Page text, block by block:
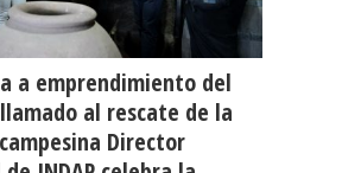
a emprendimiento del
al rescate de la
Director